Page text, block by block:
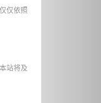
仅依照
站将及